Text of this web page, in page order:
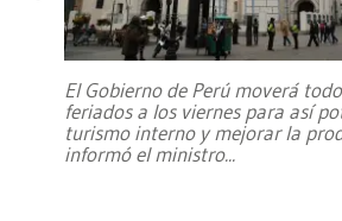
El Gobierno de Perú moverá
feriados a los viernes para así
turismo interno y mejorar la
informó el ministro...